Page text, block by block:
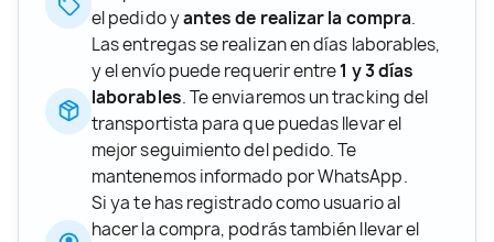
el pedido yantes de realizar la compra.
Las entregas se realizan en días laborables,
y el envío puede requerir entre1 y 3 días
laborables. Te enviaremos un tracking del
transportista para que puedas llevar el
mejor seguimiento del pedido. Te
mantenemos informado por WhatsApp.
Si ya te has registrado como usuario al
hacer la compra, podrás también llevar el